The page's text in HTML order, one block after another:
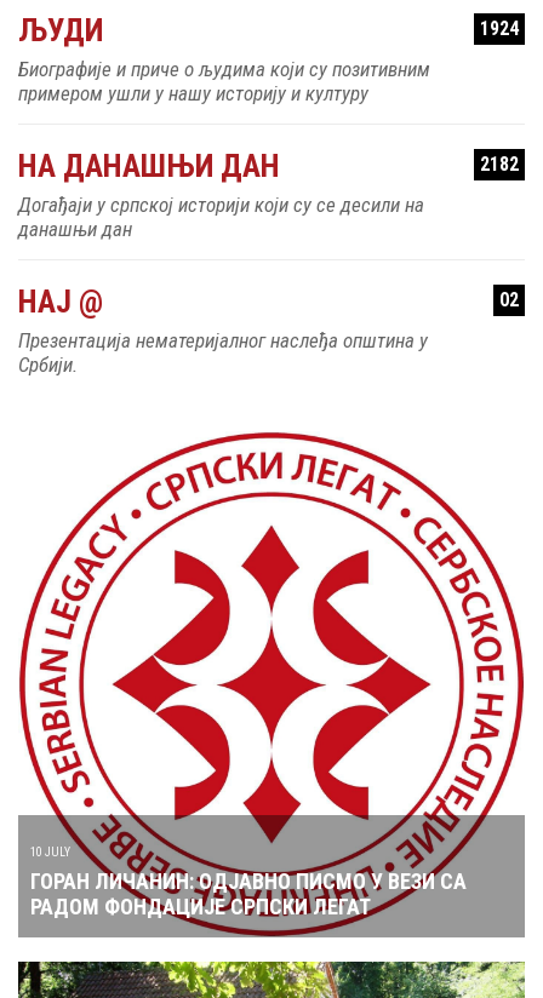
ЉУДИ 1924
Биографије и приче о људима који су позитивним
примером ушли у нашу историју и културу
НА ДАНАШЊИ ДАН 2182
Догађаји у српској историји који су се десили на
данашњи дан
НАЈ @ 02
Презентација нематеријалног наслеђа општина у
Србији.
ГОРАН ЛИЧАНИН: ОДЈАВНО ПИСМО У ВЕЗИ СА
РАДОМ ФОНДАЦИЈЕ СРПСКИ ЛЕГАТ